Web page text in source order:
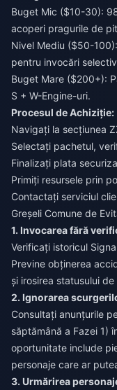
Buget Mic ($10-30):
acoperi pragurile de
Nivel Mediu ($50-
pentru invocări
Buget Mare ($200+):
S + W-Engine-uri.
Procesul de Achiziție:
Navigați la secțiunea
Selectați pachetul,
Finalizați plata
Primiți resursele prin
Contactați serviciul
Greșeli Comune de
1. Invocarea fără
Verificați istoricul
Previne obținerea
și irosirea statusului
2. Ignorarea
Consultați anunțurile
săptămână a Fazei 1)
oportunitate include
personaje care ar
3. Urmărirea